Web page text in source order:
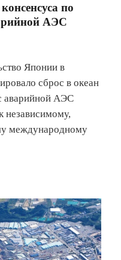
по
АЭС
Японии в
сброс в океан
аварийной АЭС
независимому,
международному